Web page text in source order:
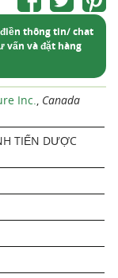
thông tin/ chat
vấn và đặt hàng
Inc., Canada
TIẾN DƯỢC